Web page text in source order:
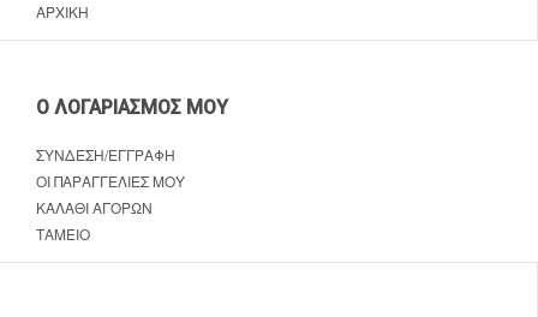
ΑΡΧΙΚΉ
Ο ΛΟΓΑΡΙΑΣΜΌΣ ΜΟΥ
ΣΎΝΔΕΣΗ/ΕΓΓΡΑΦΉ
ΟΙ ΠΑΡΑΓΓΕΛΊΕΣ ΜΟΥ
ΚΑΛΆΘΙ ΑΓΟΡΏΝ
ΤΑΜΕΊΟ